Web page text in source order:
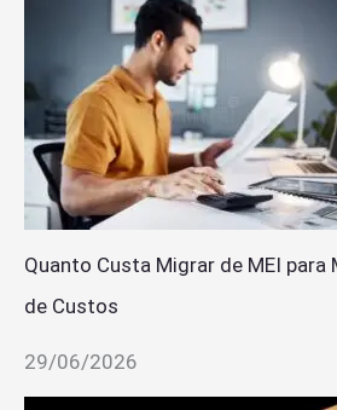
Quanto Custa Migrar de MEI para
de Custos
29/06/2026